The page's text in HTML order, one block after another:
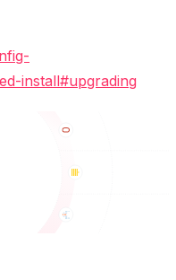
install#upgrading